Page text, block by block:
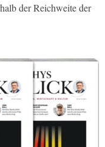
der Reichweite der